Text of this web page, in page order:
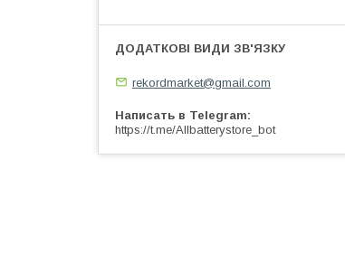
rekordmarket@gmail.com
Написать в Telegram
https://t.me/Allbatterystore_bot